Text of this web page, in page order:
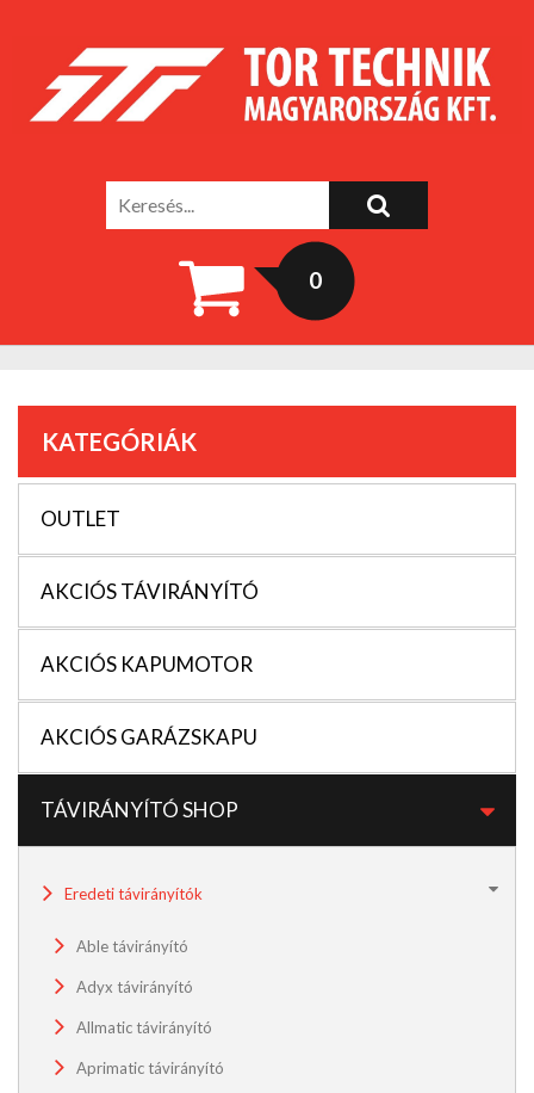
0
KATEGÓRIÁK
OUTLET
AKCIÓS TÁVIRÁNYÍTÓ
AKCIÓS KAPUMOTOR
AKCIÓS GARÁZSKAPU
TÁVIRÁNYÍTÓ SHOP
Eredeti távirányítók
Able távirányító
Adyx távirányító
Allmatic távirányító
Aprimatic távirányító